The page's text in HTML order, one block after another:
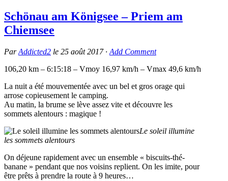
Schönau am Königsee – Priem am
Chiemsee
ParAddicted2 le 25 août 2017· Add Comment
106,20 km – 6:15:18 – Vmoy 16,97 km/h – Vmax 49,6 km/h
La nuit a été mouvementée avec un bel et gros orage qui
arrose copieusement le camping.
Au matin, la brume se lève assez vite et découvre les
sommets alentours : magique !
Le soleil illumine
les sommets alentours
On déjeune rapidement avec un ensemble « biscuits-thé-
banane » pendant que nos voisins replient. On les imite, pour
être prêts à prendre la route à 9 heures…